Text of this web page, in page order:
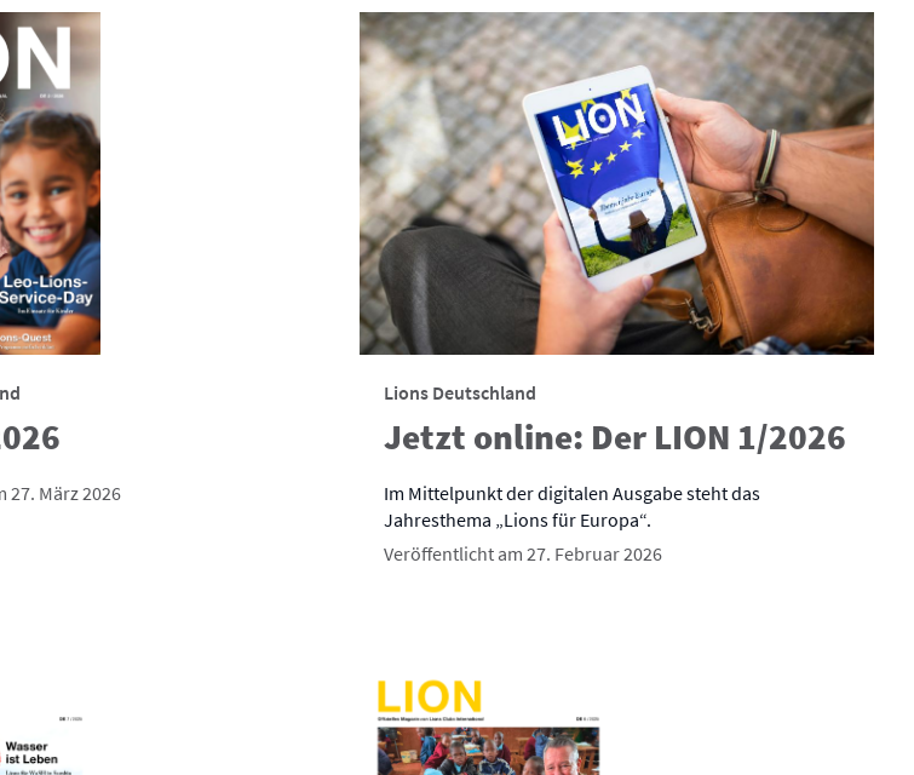
27. März 2026
Lions Deutschland
Jetzt online: Der LION 1/2026
Im Mittelpunkt der digitalen Ausgabe steht das
Jahresthema „Lions für Europa“.
Veröffentlicht am 27. Februar 2026